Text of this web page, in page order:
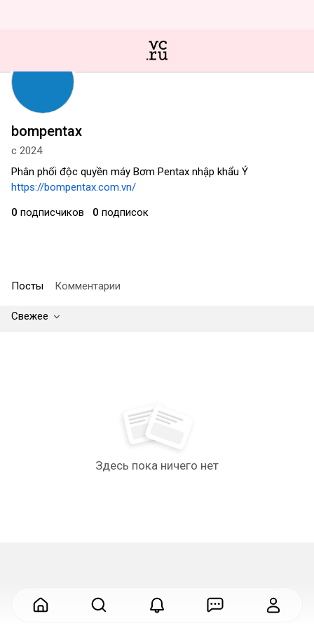
bompentax
с 2024
Phân phối độc quyền máy Bơm Pentax nhập khẩu Ý
https://bompentax.com.vn/
0 подписчиков 0 подписок
Посты Комментарии
Свежее
Здесь пока ничего нет